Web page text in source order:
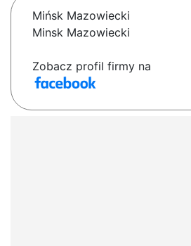
Mińsk Mazowiecki
Minsk Mazowiecki
Zobacz profil firmy na